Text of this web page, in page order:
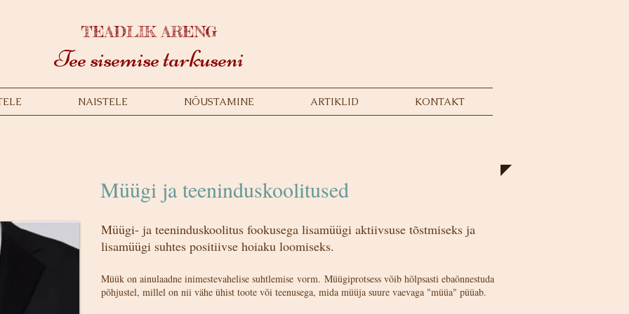
TEADLIK ARENG
Tee sisemise tarkuseni
NAISTELE NÕUSTAMINE ARTIKLID KONTAKT
Müügi ja teeninduskoolitused
Müügi- ja teeninduskoolitus fookusega lisamüügi aktiivsuse tõstmiseks ja
lisamüügi suhtes positiivse hoiaku loomiseks.​
Müük on ainulaadne inimestevahelise suhtlemise vorm. Müügiprotsess võib hõlpsasti ebaõnnestuda
põhjustel, millel on nii vähe ühist toote või teenusega, mida müüja suure vaevaga "müüa" püüab.